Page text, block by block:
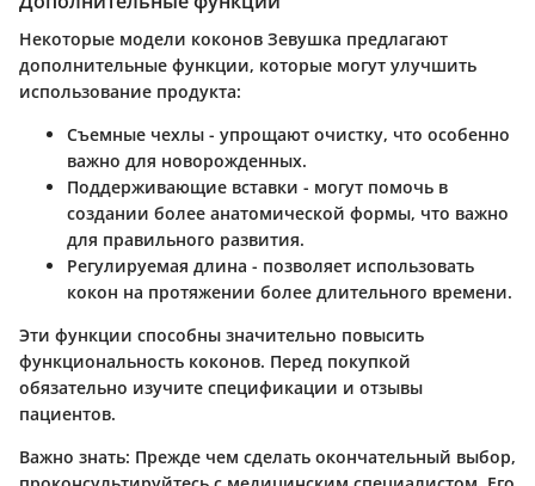
Некоторые модели коконов Зевушка предлагают
дополнительные функции, которые могут улучшить
использование продукта:
Съемные чехлы - упрощают очистку, что особенно
важно для новорожденных.
Поддерживающие вставки - могут помочь в
создании более анатомической формы, что важно
для правильного развития.
Регулируемая длина - позволяет использовать
кокон на протяжении более длительного времени.
Эти функции способны значительно повысить
функциональность коконов. Перед покупкой
обязательно изучите спецификации и отзывы
пациентов.
Важно знать: Прежде чем сделать окончательный выбор,